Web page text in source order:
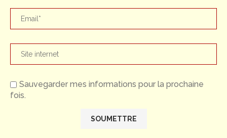
Sauvegarder mes informations pour la prochaine
fois.